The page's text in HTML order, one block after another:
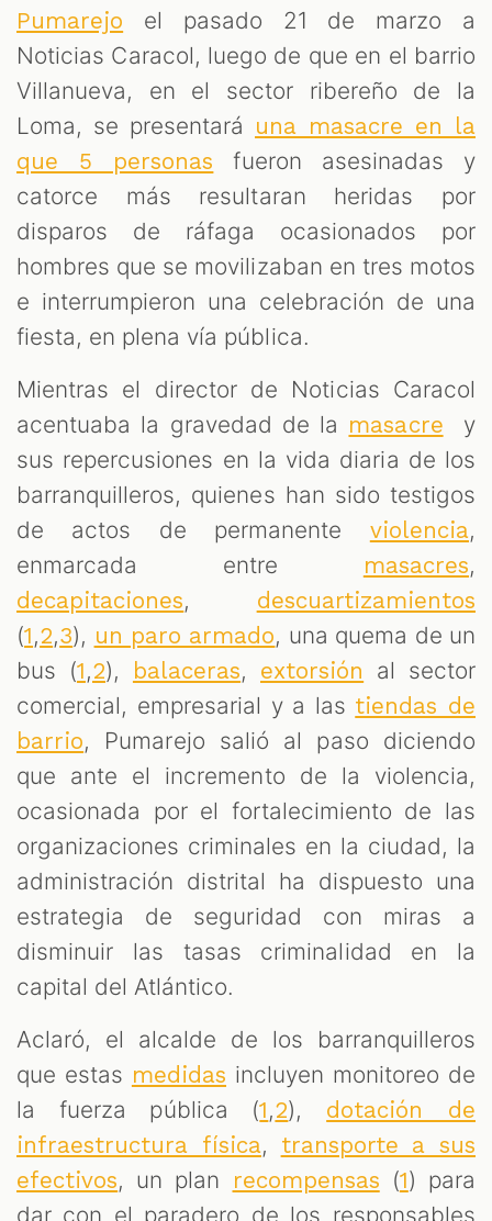
Pumarejo el pasado 21 de marzo a
Noticias Caracol, luego de que en el barrio
Villanueva, en el sector ribereño de la
Loma, se presentará una masacre en la
que 5 personas fueron asesinadas y
catorce más resultaran heridas por
disparos de ráfaga ocasionados por
hombres que se movilizaban en tres motos
e interrumpieron una celebración de una
fiesta, en plena vía pública.
Mientras el director de Noticias Caracol
acentuaba la gravedad de la masacre y
sus repercusiones en la vida diaria de los
barranquilleros, quienes han sido testigos
de actos de permanente violencia,
enmarcada entre
masacres,
decapitaciones, descuartizamientos
(1,2,3), un paro armado, una quema de un
bus (1,2), balaceras, extorsión
al sector
comercial, empresarial y a las tiendas de
barrio, Pumarejo salió al paso diciendo
que ante el incremento de la violencia,
ocasionada por el fortalecimiento de las
organizaciones criminales en la ciudad, la
administración distrital ha dispuesto una
estrategia de seguridad con miras a
disminuir las tasas criminalidad en la
capital del Atlántico.
Aclaró, el alcalde de los barranquilleros
que estas medidas incluyen monitoreo de
la fuerza pública (1,2), dotación de
infraestructura física, transporte a sus
efectivos, un plan recompensas (1) para
dar con el paradero de los responsables